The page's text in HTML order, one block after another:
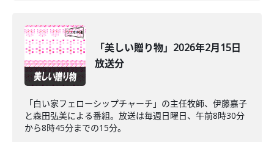
「美しい贈り物」2026年2月15日
放送分
「白い家フェローシップチャーチ」の主任牧師、伊藤嘉子
と森田弘美による番組。放送は毎週日曜日、午前8時30分
から8時45分までの15分。